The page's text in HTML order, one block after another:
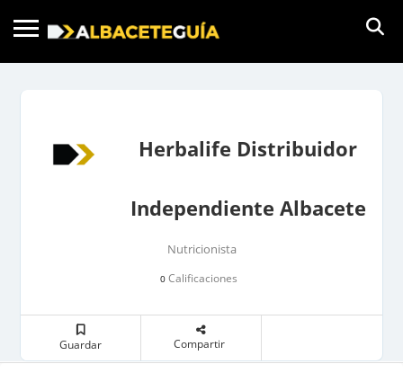
Herbalife Distribuidor
Independiente Albacete
Nutricionista
0 Calificaciones
Guardar Compartir